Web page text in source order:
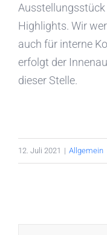
Highlights. Wir
auch für interne
erfolgt der
dieser Stelle.
12. Juli 2021 | Allgemein